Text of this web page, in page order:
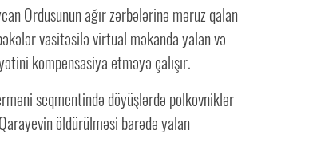
Ordusunun ağır zərbələrinə məruz qalan
vasitəsilə virtual məkanda yalan və
kompensasiya etməyə çalışır.
seqmentində döyüşlərdə polkovniklər
öldürülməsi barədə yalan